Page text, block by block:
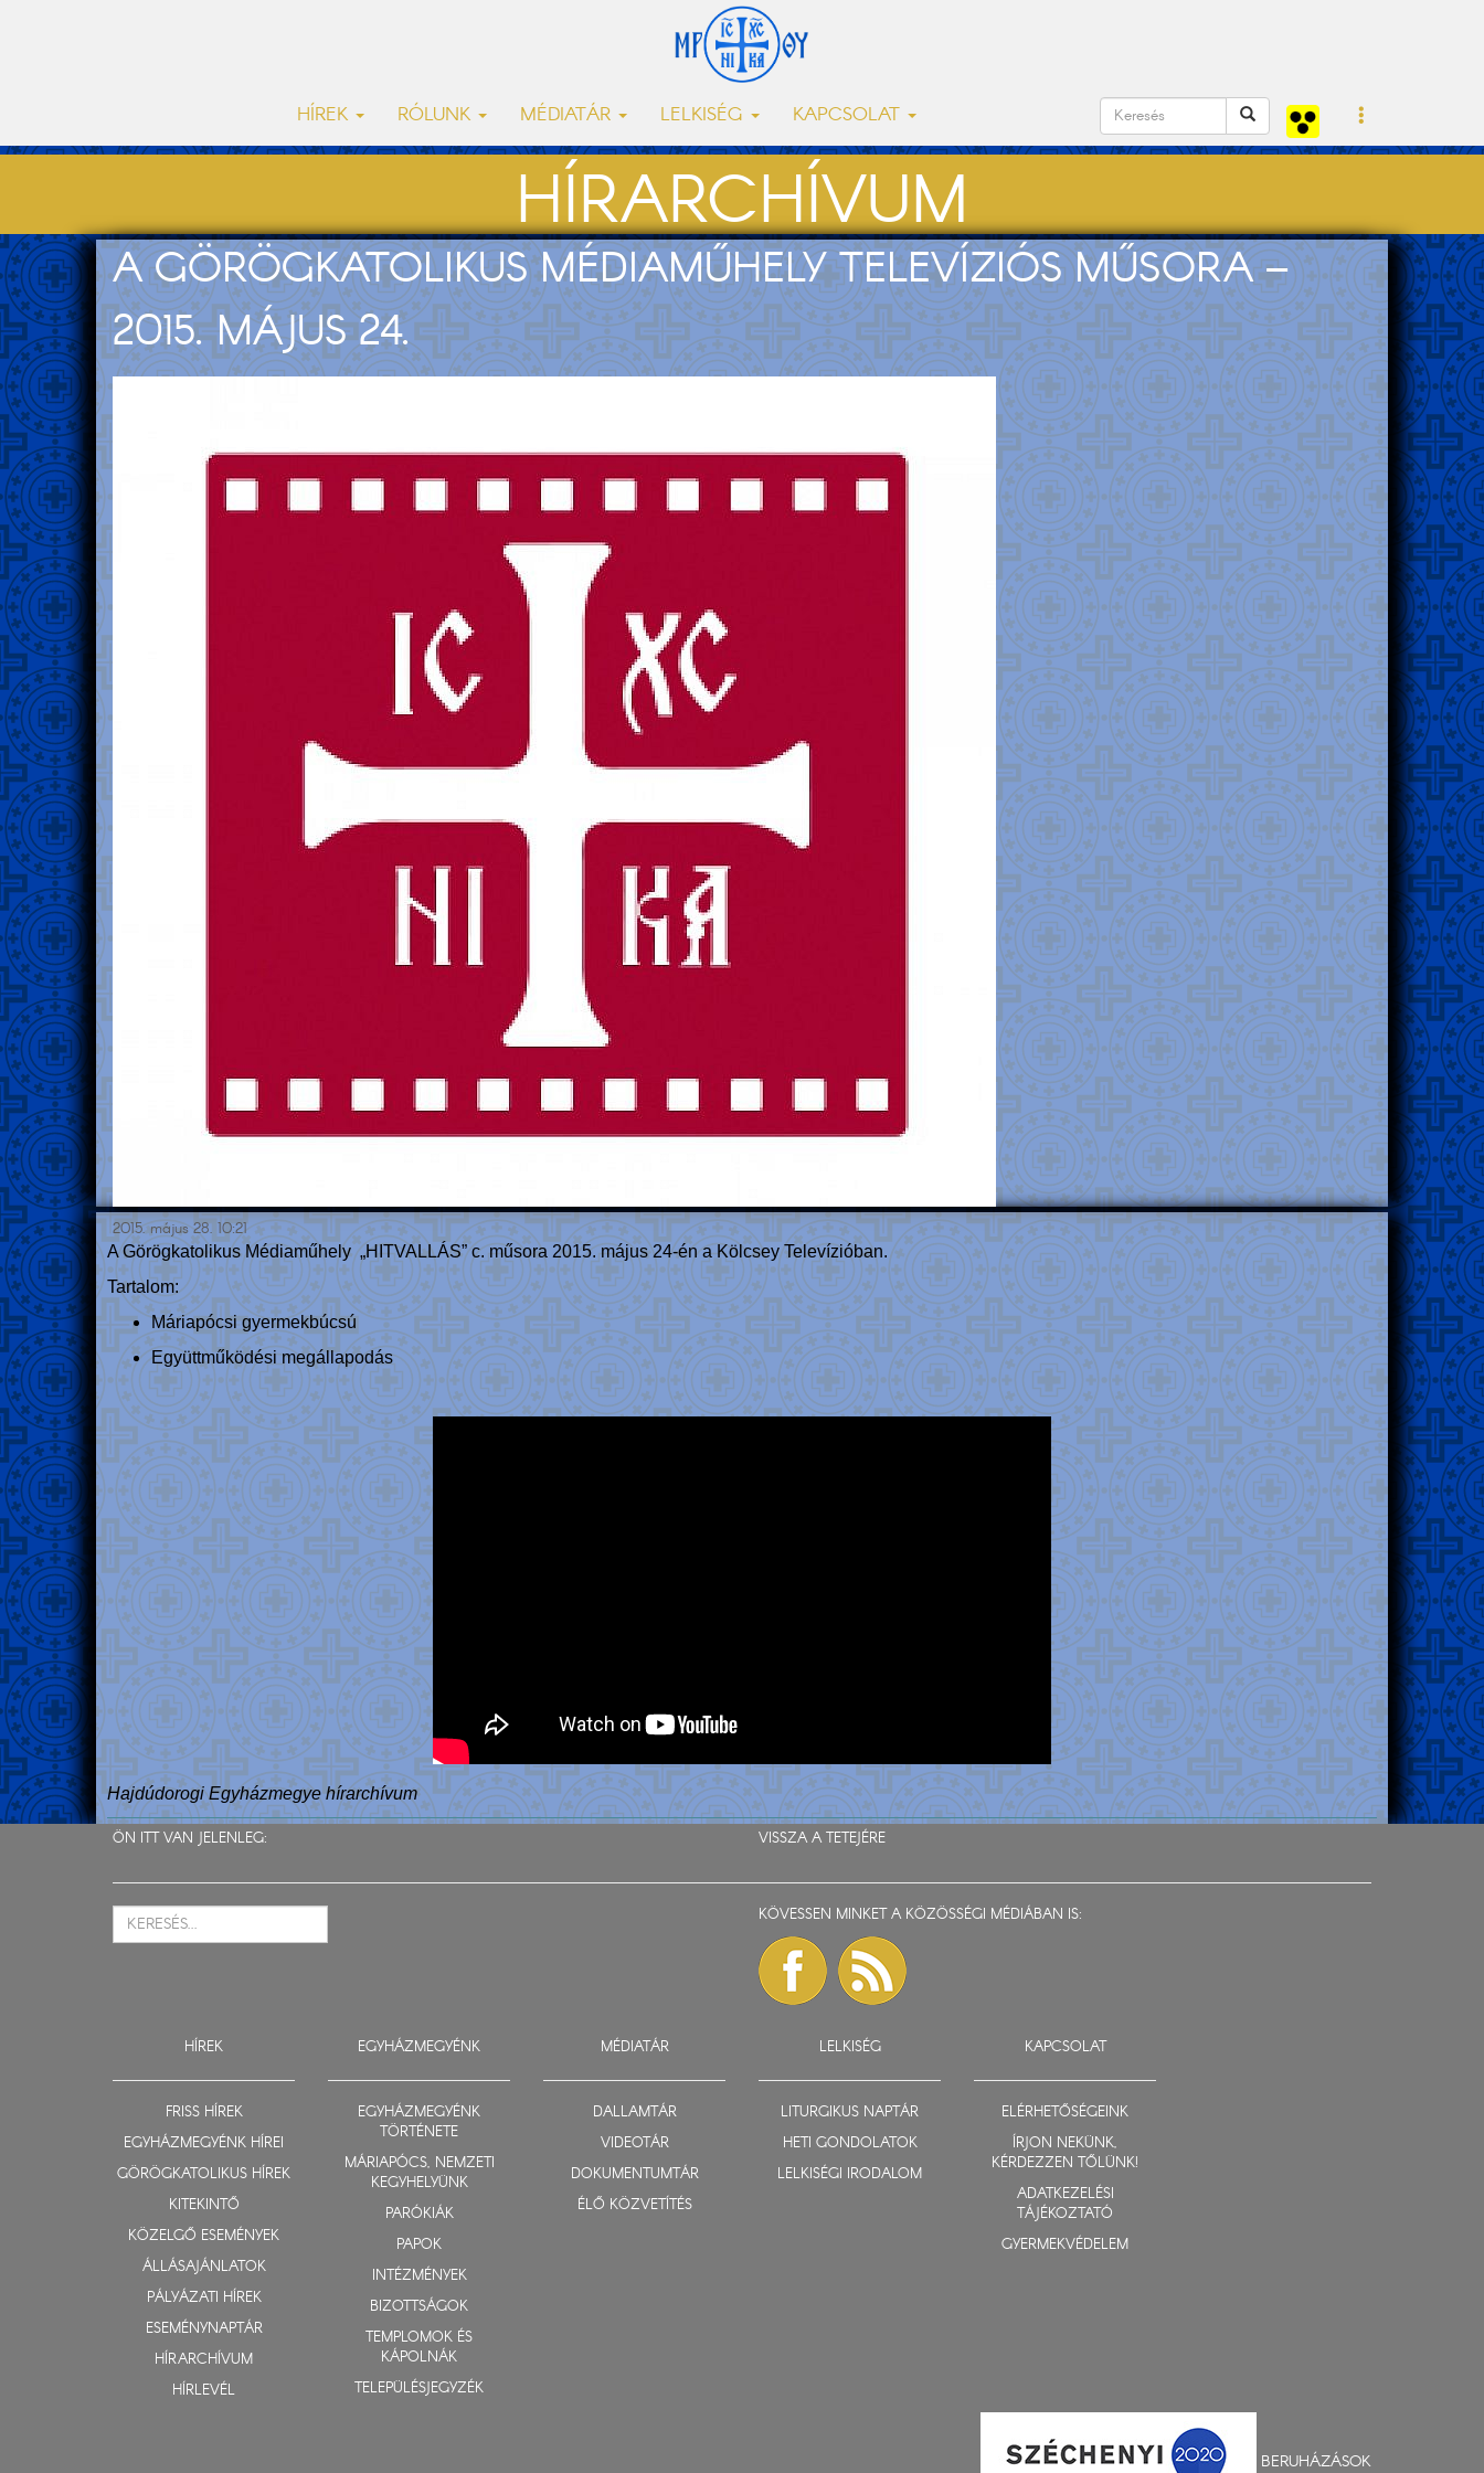
HÍREK RÓLUNK MÉDIATÁR LELKISÉG KAPCSOLAT
HÍRARCHÍVUM
A GÖRÖGKATOLIKUS MÉDIAMŰHELY TELEVÍZIÓS MŰSORA –
2015. MÁJUS 24.
2015. május 28. 10:21
A Görögkatolikus Médiaműhely „HITVALLÁS” c. műsora 2015. május 24-én a Kölcsey Televízióban.
Tartalom:
Máriapócsi gyermekbúcsú
Együttműködési megállapodás
Hajdúdorogi Egyházmegye hírarchívum
ÖN ITT VAN JELENLEG: VISSZA A TETEJÉRE
KÖVESSEN MINKET A KÖZÖSSÉGI MÉDIÁBAN IS:
HÍREK
FRISS HÍREK
EGYHÁZMEGYÉNK HÍREI
GÖRÖGKATOLIKUS HÍREK
KITEKINTŐ
KÖZELGŐ ESEMÉNYEK
ÁLLÁSAJÁNLATOK
PÁLYÁZATI HÍREK
ESEMÉNYNAPTÁR
HÍRARCHÍVUM
HÍRLEVÉL
EGYHÁZMEGYÉNK
EGYHÁZMEGYÉNK
TÖRTÉNETE
MÁRIAPÓCS, NEMZETI
KEGYHELYÜNK
PARÓKIÁK
PAPOK
INTÉZMÉNYEK
BIZOTTSÁGOK
TEMPLOMOK ÉS
KÁPOLNÁK
TELEPÜLÉSJEGYZÉK
MÉDIATÁR
DALLAMTÁR
VIDEOTÁR
DOKUMENTUMTÁR
ÉLŐ KÖZVETÍTÉS
LELKISÉG
LITURGIKUS NAPTÁR
HETI GONDOLATOK
LELKISÉGI IRODALOM
KAPCSOLAT
ELÉRHETŐSÉGEINK
ÍRJON NEKÜNK,
KÉRDEZZEN TŐLÜNK!
ADATKEZELÉSI
TÁJÉKOZTATÓ
GYERMEKVÉDELEM
BERUHÁZÁSOK